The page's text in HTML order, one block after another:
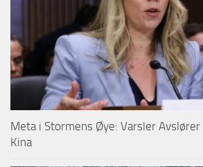
Meta i Stormens Øye: Varsler Avslører
Kina